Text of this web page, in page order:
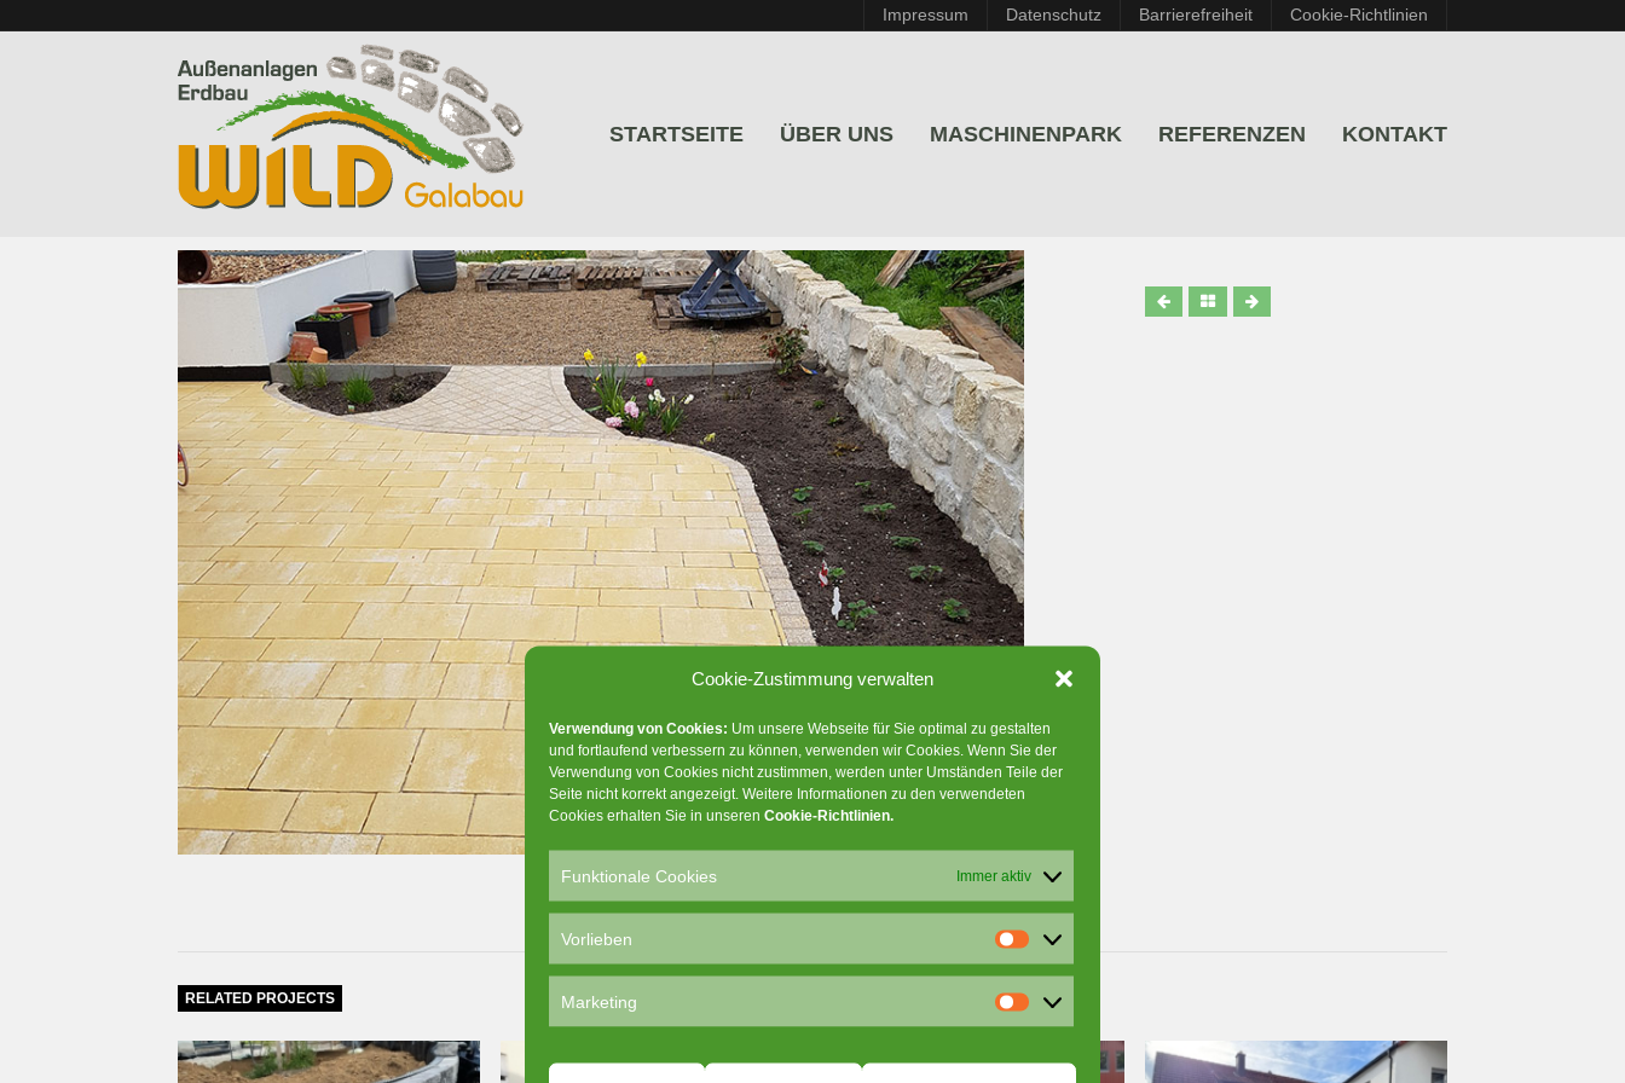
Cookie-Zustimmung verwalten
Verwendung von Cookies: Um unsere Webseite für Sie optimal zu gestalten
und fortlaufend verbessern zu können, verwenden wir Cookies. Wenn Sie der
Verwendung von Cookies nicht zustimmen, werden unter Umständen Teile der
Seite nicht korrekt angezeigt. Weitere Informationen zu den verwendeten
Cookies erhalten Sie in unseren Cookie-Richtlinien.
Funktionale Cookies Immer aktiv
Vorlieben
o
i
Marketing
Impressum Datenschutz Barrierefreiheit Cookie-Richtlinien
STARTSEITE ÜBER UNS MASCHINENPARK REFERENZEN KONTAKT
RELATED PROJECTS